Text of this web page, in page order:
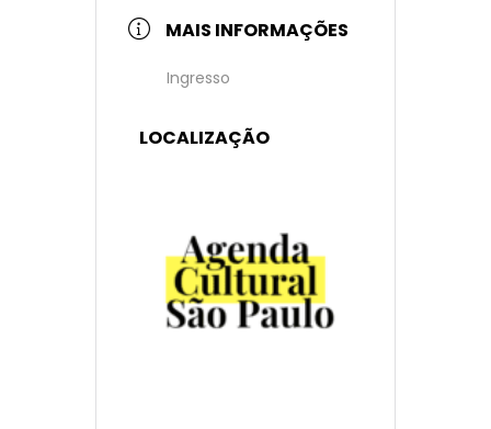
MAIS INFORMAÇÕES
Ingresso
LOCALIZAÇÃO